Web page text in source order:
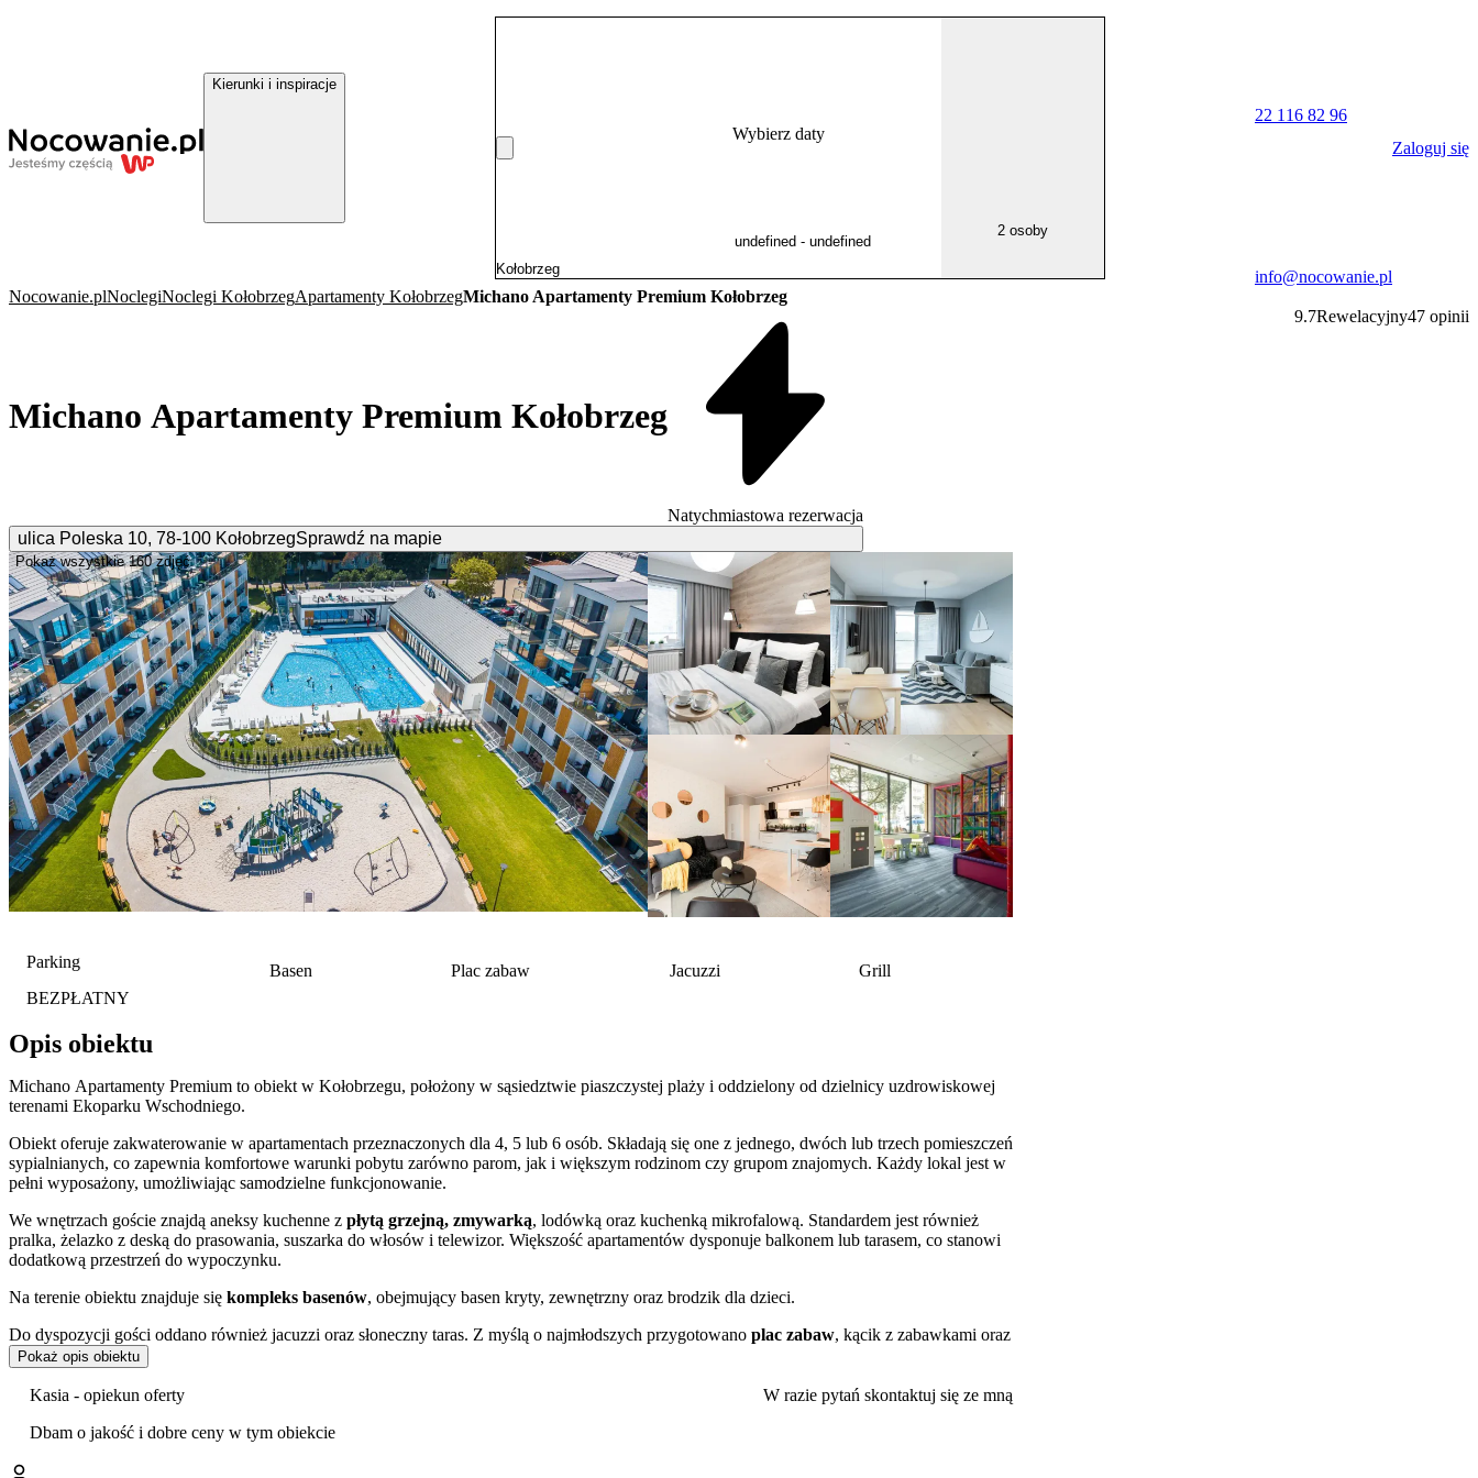
Kierunki i inspiracje
Wybierz daty
2 osoby
22 116 82 96
info@nocowanie.pl
Zaloguj się
Nocowanie.plNoclegiNoclegi KołobrzegApartamenty KołobrzegMichano Apartamenty Premium Kołobrzeg
Michano Apartamenty Premium Kołobrzeg
Natychmiastowa rezerwacja
ulica Poleska 10, 78-100 KołobrzegSprawdź na mapie
9.7Rewelacyjny47 opinii
Pokaż wszystkie 160 zdjęć
Parking
BEZPŁATNY
Basen Plac zabaw Jacuzzi Grill
Opis obiektu
Michano Apartamenty Premium to obiekt w Kołobrzegu, położony w sąsiedztwie piaszczystej plaży i oddzielony od dzielnicy uzdrowiskowej
terenami Ekoparku Wschodniego.
Obiekt oferuje zakwaterowanie w apartamentach przeznaczonych dla 4, 5 lub 6 osób. Składają się one z jednego, dwóch lub trzech pomieszczeń
sypialnianych, co zapewnia komfortowe warunki pobytu zarówno parom, jak i większym rodzinom czy grupom znajomych. Każdy lokal jest w
pełni wyposażony, umożliwiając samodzielne funkcjonowanie.
We wnętrzach goście znajdą aneksy kuchenne z płytą grzejną, zmywarką, lodówką oraz kuchenką mikrofalową. Standardem jest również
pralka, żelazko z deską do prasowania, suszarka do włosów i telewizor. Większość apartamentów dysponuje balkonem lub tarasem, co stanowi
dodatkową przestrzeń do wypoczynku.
Na terenie obiektu znajduje się kompleks basenów, obejmujący basen kryty, zewnętrzny oraz brodzik dla dzieci.
Do dyspozycji gości oddano również jacuzzi oraz słoneczny taras. Z myślą o najmłodszych przygotowano plac zabaw, kącik z zabawkami oraz
praktyczne udogodnienia, takie jak krzesełka do karmienia, wanienki i możliwość wypożyczenia łóżeczka dziecięcego. Na terenie obiektu
znajduje się także miejsce do grillowania.
rowerowa R-10
Pokaż opis obiektu
Kasia - opiekun oferty
Dbam o jakość i dobre ceny w tym obiekcie
W razie pytań skontaktuj się ze mną